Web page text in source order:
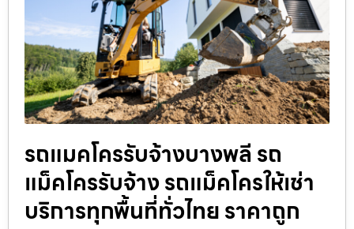
รถแมคโครรับจ้างบางพลี รถ
แม็คโครรับจ้าง รถแม็คโครให้เช่า
บริการทุกพื้นที่ทั่วไทย ราคาถูก